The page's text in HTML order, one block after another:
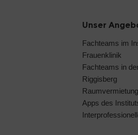
Unser
Fachteams im
Frauenklinik
Fachteams in
Riggisberg
Raumvermietung
Apps des